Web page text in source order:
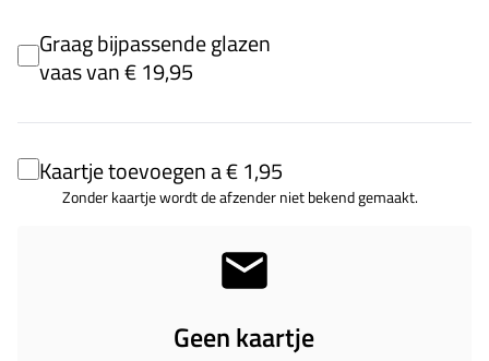
Graag bijpassende glazen
vaas van € 19,95
Kaartje toevoegen a € 1,95
Zonder kaartje wordt de afzender niet bekend gemaakt.
Geen kaartje